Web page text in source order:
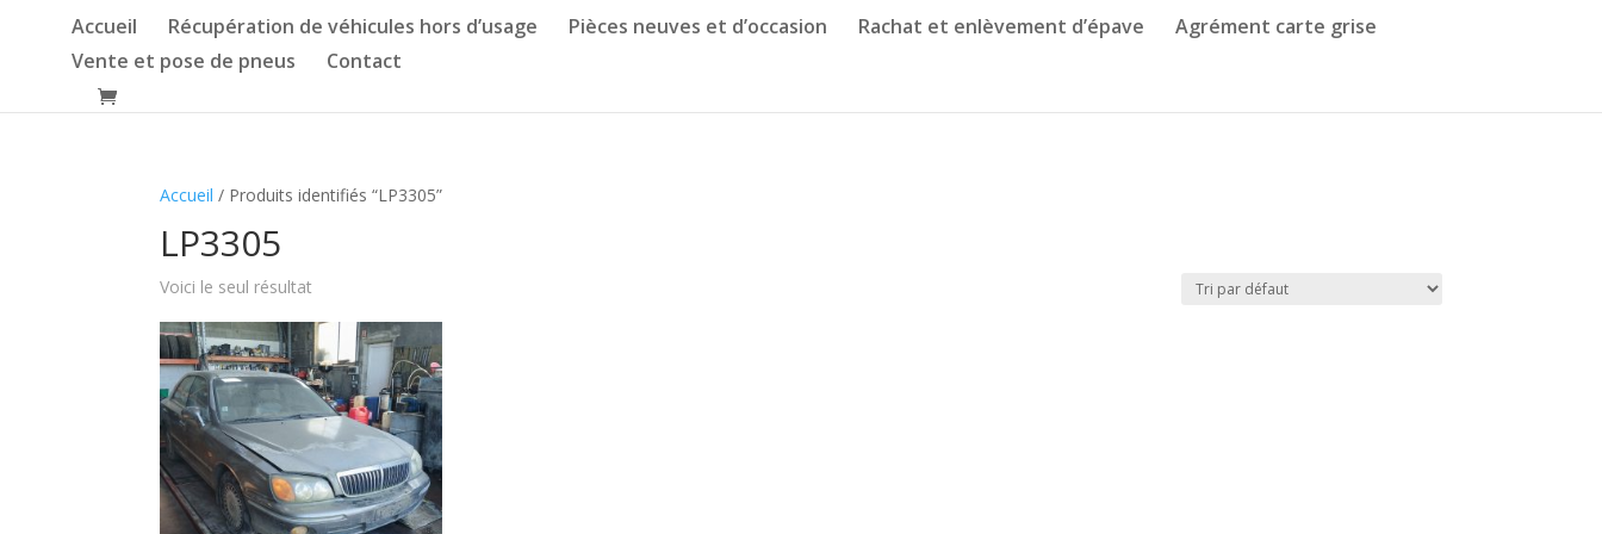
Accueil Récupération de véhicules hors d’usage Pièces neuves et d’occasion Rachat et enlèvement d’épave
Agrément carte grise
Vente et pose de pneus
Contact
Accueil / Produits identifiés “LP3305”
LP3305
Voici le seul résultat